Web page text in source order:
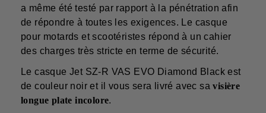
a même été testé par rapport à la pénétration afin
de répondre à toutes les exigences. Le casque
pour motards et scootéristes répond à un cahier
des charges très stricte en terme de sécurité.
Le casque Jet SZ-R VAS EVO Diamond Black est
de couleur noir et il vous sera livré avec sa visière
longue plate incolore.